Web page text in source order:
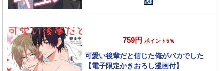
759円 ポイント5％
可愛い後輩だと信じた俺がバカでした
【電子限定かきおろし漫画付】